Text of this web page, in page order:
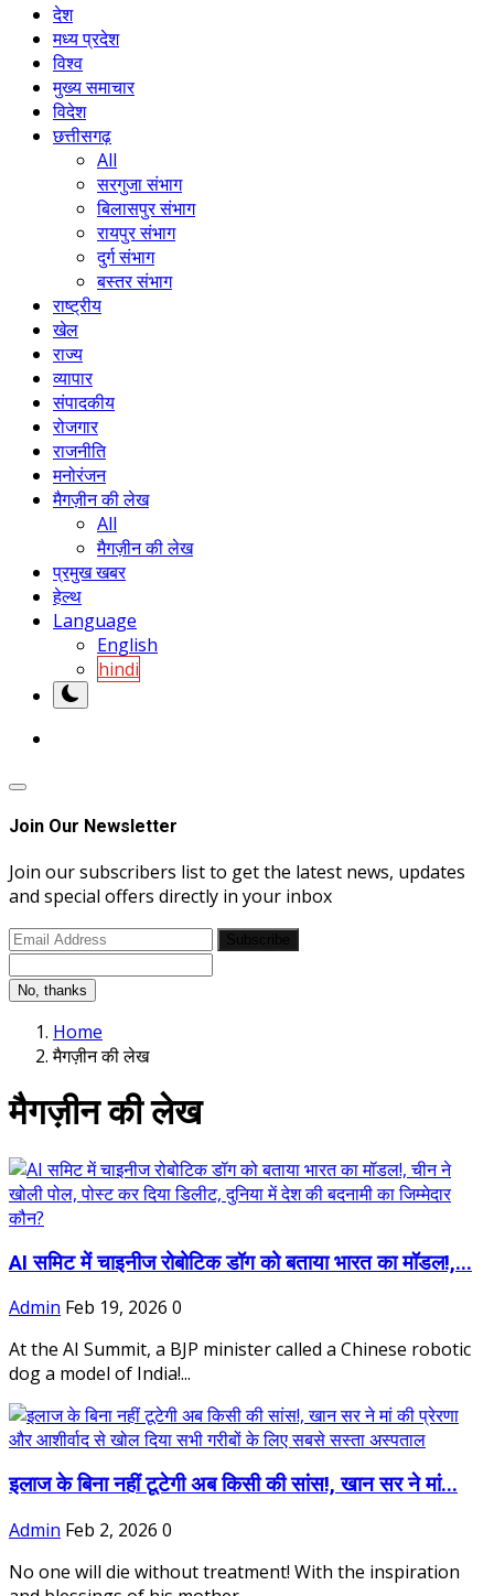
देश
मध्य प्रदेश
विश्व
मुख्य समाचार
विदेश
छत्तीसगढ़
All
सरगुजा संभाग
बिलासपुर संभाग
रायपुर संभाग
दुर्ग संभाग
बस्तर संभाग
राष्ट्रीय
खेल
राज्य
व्यापार
संपादकीय
रोजगार
राजनीति
मनोरंजन
मैगज़ीन की लेख
All
मैगज़ीन की लेख
प्रमुख खबर
हेल्थ
Language
English
hindi
Join Our Newsletter
Join our subscribers list to get the latest news, updates
and special offers directly in your inbox
No, thanks
Home
मैगज़ीन की लेख
मैगज़ीन की लेख
AI समिट में चाइनीज रोबोटिक डॉग को बताया भारत का मॉडल!,...
Admin Feb 19, 2026 0
At the AI ​​Summit, a BJP minister called a Chinese robotic
dog a model of India!...
इलाज के बिना नहीं टूटेगी अब किसी की सांस!, खान सर ने मां...
Admin Feb 2, 2026 0
No one will die without treatment! With the inspiration